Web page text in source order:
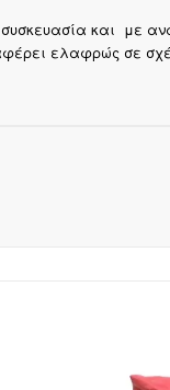
και με
ελαφρώς σε